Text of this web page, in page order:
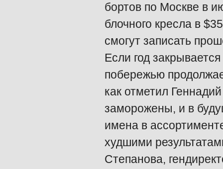
бортов по Москве в
блочного кресла в
смогут записать
Если год
побережью
как отметил
заморожены, и в
имена в
худшими
Степанова,